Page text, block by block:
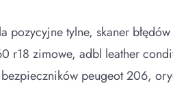
tylne, skaner błędów
r18 zimowe, adbl leather
peugeot 206,